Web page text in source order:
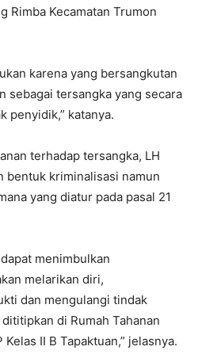
Rimba Kecamatan Trumon
karena yang bersangkutan
sebagai tersangka yang secara
penyidik,” katanya.
terhadap tersangka, LH
bentuk kriminalisasi namun
yang diatur pada pasal 21
menimbulkan
melarikan diri,
dan mengulangi tindak
di Rumah Tahanan
II B Tapaktuan,” jelasnya.